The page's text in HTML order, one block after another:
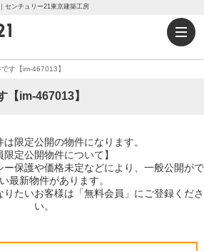
センチュリー21東京建築工房
す【im-467013】
【im-467013】
は限定公開の物件になります。
限定公開物件について】
ー保護や価格未定などにより、一般公開がで
最新物件があります。
たいお客様は「無料会員」にご登録くださ
い。